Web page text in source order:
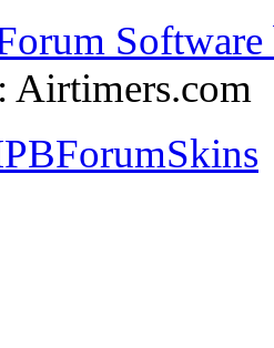
Software
Airtimers.com